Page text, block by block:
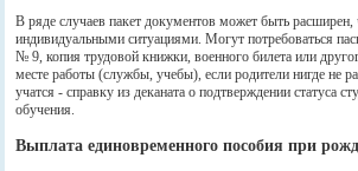
В ряде случаев пакет документов может быть расширен,
индивидуальными ситуациями. Могут потребоваться
№ 9, копия трудовой книжки, военного билета или
месте работы (службы, учебы), если родители нигде не
учатся - справку из деканата о подтверждении статуса
обучения.
Выплата единовременного пособия при